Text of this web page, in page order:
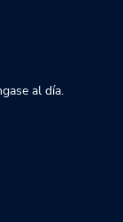
al día.